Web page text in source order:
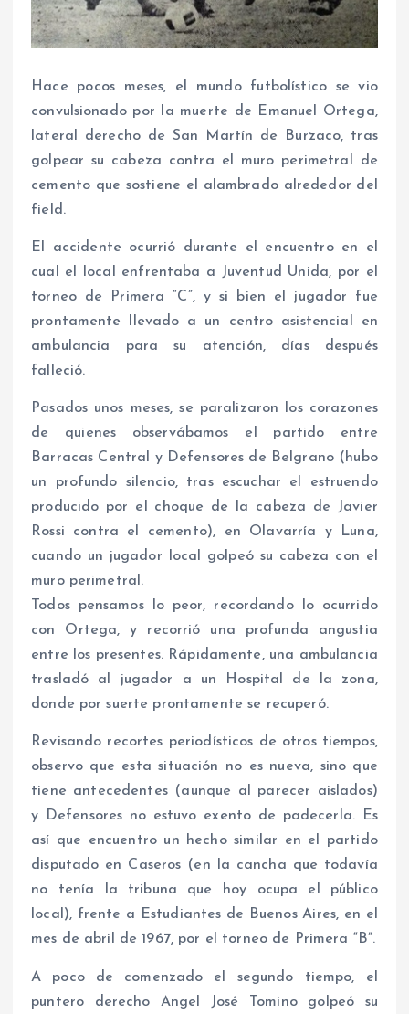
Hace pocos meses, el mundo futbolístico se vio
convulsionado por la muerte de Emanuel Ortega,
lateral derecho de San Martín de Burzaco, tras
golpear su cabeza contra el muro perimetral de
cemento que sostiene el alambrado alrededor del
field.
El accidente ocurrió durante el encuentro en el
cual el local enfrentaba a Juventud Unida, por el
torneo de Primera “C”, y si bien el jugador fue
prontamente llevado a un centro asistencial en
ambulancia para su atención, días después
falleció.
Pasados unos meses, se paralizaron los corazones
de quienes observábamos el partido entre
Barracas Central y Defensores de Belgrano (hubo
un profundo silencio, tras escuchar el estruendo
producido por el choque de la cabeza de Javier
Rossi contra el cemento), en Olavarría y Luna,
cuando un jugador local golpeó su cabeza con el
muro perimetral.
Todos pensamos lo peor, recordando lo ocurrido
con Ortega, y recorrió una profunda angustia
entre los presentes. Rápidamente, una ambulancia
trasladó al jugador a un Hospital de la zona,
donde por suerte prontamente se recuperó.
Revisando recortes periodísticos de otros tiempos,
observo que esta situación no es nueva, sino que
tiene antecedentes (aunque al parecer aislados)
y Defensores no estuvo exento de padecerla. Es
así que encuentro un hecho similar en el partido
disputado en Caseros (en la cancha que todavía
no tenía la tribuna que hoy ocupa el público
local), frente a Estudiantes de Buenos Aires, en el
mes de abril de 1967, por el torneo de Primera “B”.
A poco de comenzado el segundo tiempo, el
puntero derecho Angel José Tomino golpeó su